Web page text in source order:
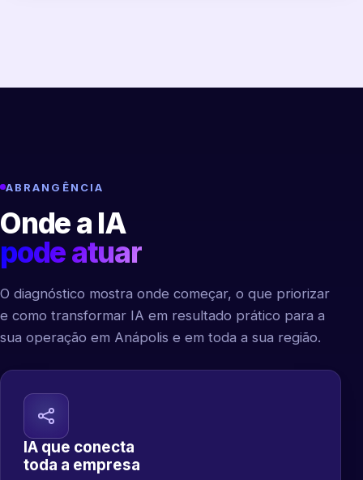
ABRANGÊNCIA
Onde a IA
pode atuar
O diagnóstico mostra onde começar, o que priorizar
e como transformar IA em resultado prático para a
sua operação em Anápolis e em toda a sua região.
IA que conecta
toda a empresa